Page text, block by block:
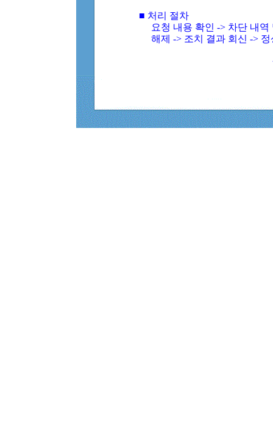
■ 처리 절차
요청 내용 확인 -> 차단 내
해제 -> 조치 결과 회신 ->